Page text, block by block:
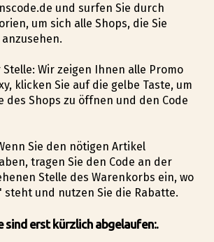
und surfen Sie durch
um sich alle Shops, die Sie
Wir zeigen Ihnen alle Promo
klicken Sie auf die gelbe Taste, um
des Shops zu öffnen und den Code
Sie den nötigen Artikel
tragen Sie den Code an der
Stelle des Warenkorbs ein, wo
steht und nutzen Sie die Rabatte.
sind erst kürzlich abgelaufen:.